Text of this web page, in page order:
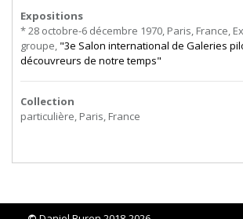
Expositions
* 28 octobre-6 décembre 1970, Paris, France,
groupe, "3e Salon international de Galeries
découvreurs de notre temps"
Collection
particulière, Paris, France